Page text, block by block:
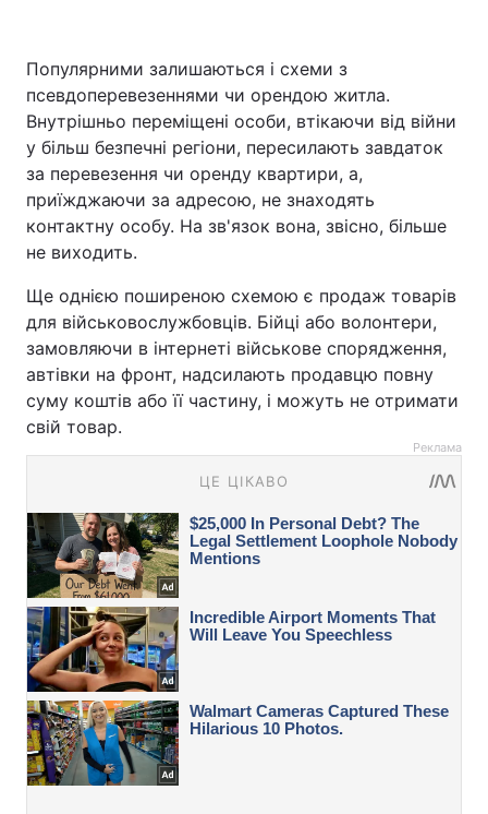
Популярними залишаються і схеми з
псевдоперевезеннями чи орендою житла.
Внутрішньо переміщені особи, втікаючи від війни
у більш безпечні регіони, пересилають завдаток
за перевезення чи оренду квартири, а,
приїжджаючи за адресою, не знаходять
контактну особу. На зв'язок вона, звісно, більше
не виходить.
Ще однією поширеною схемою є продаж товарів
для військовослужбовців. Бійці або волонтери,
замовляючи в інтернеті військове спорядження,
автівки на фронт, надсилають продавцю повну
суму коштів або її частину, і можуть не отримати
свій товар.
Реклама